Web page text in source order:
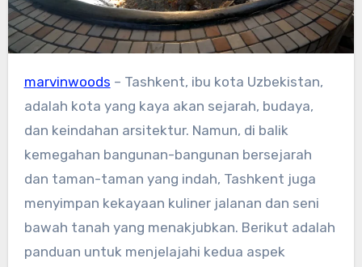
marvinwoods – Tashkent, ibu kota Uzbekistan,
adalah kota yang kaya akan sejarah, budaya,
dan keindahan arsitektur. Namun, di balik
kemegahan bangunan-bangunan bersejarah
dan taman-taman yang indah, Tashkent juga
menyimpan kekayaan kuliner jalanan dan seni
bawah tanah yang menakjubkan. Berikut adalah
panduan untuk menjelajahi kedua aspek